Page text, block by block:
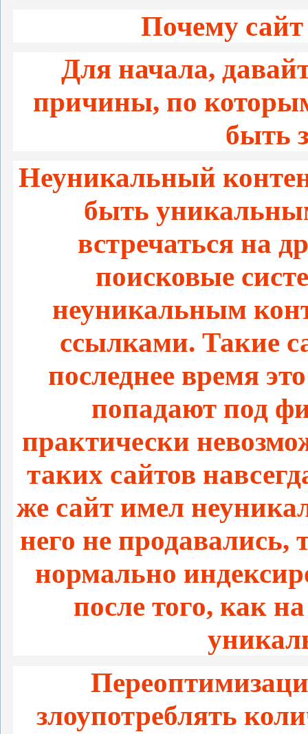
Почему сайт
Для начала,
причины, по
быть
Неуникальный
быть
встречаться на
поисковые
неуникальным
ссылками. Такие
последнее время
попадают под
практически
таких сайтов
же сайт имел
него не продавались,
нормально
после того, как
злоупотреблять